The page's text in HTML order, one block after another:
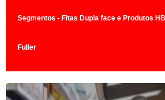
Segmentos - Fitas Dupla face e Produtos HB
Fuller